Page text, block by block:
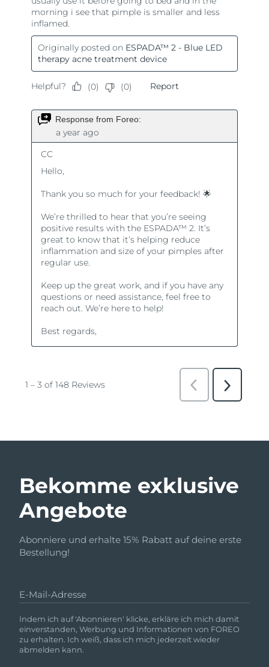
Bekomme exklusive
Angebote
Abonniere und erhalte 15% Rabatt auf deine erste
Bestellung!
E-Mail-Adresse
Indem ich auf 'Abonnieren' klicke, erkläre ich mich damit
einverstanden, Werbung und Informationen von FOREO
zu erhalten. Ich weiß, dass ich mich jederzeit wieder
abmelden kann.